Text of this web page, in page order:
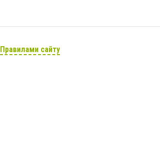
Правилами сайту